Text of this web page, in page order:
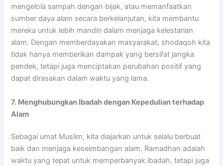
mengelola sampah dengan bijak, atau memanfaatkan
sumber daya alam secara berkelanjutan, kita membantu
mereka untuk lebih mandiri dalam menjaga kelestarian
alam. Dengan memberdayakan masyarakat, shodaqoh kita
tidak hanya memberikan dampak yang bersifat jangka
pendek, tetapi juga menciptakan perubahan positif yang
dapat dirasakan dalam waktu yang lama.
7. Menghubungkan Ibadah dengan Kepedulian terhadap
Alam
Sebagai umat Muslim, kita diajarkan untuk selalu berbuat
baik dan menjaga keseimbangan alam. Ramadhan adalah
waktu yang tepat untuk memperbanyak ibadah, tetapi juga